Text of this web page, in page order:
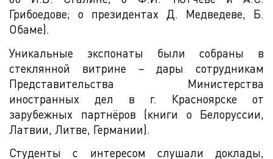
Грибоедове; о президентах Д. Медведеве, Б.
Обаме).
Уникальные экспонаты были собраны в
стеклянной витрине – дары сотрудникам
Представительства Министерства
иностранных дел в г. Красноярске от
зарубежных партнёров (книги о Белоруссии,
Латвии, Литве, Германии).
Студенты с интересом слушали доклады,